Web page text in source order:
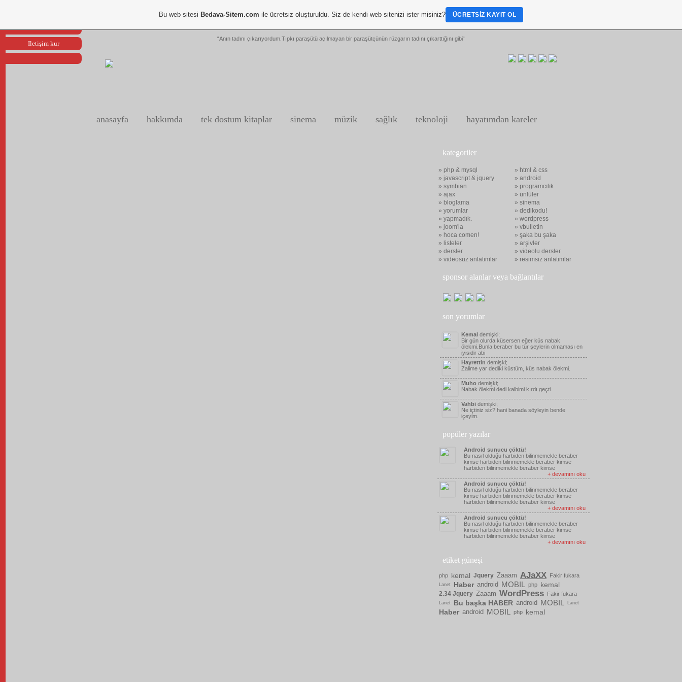
Reklam ver
Iletişim kur
“Anın tadını çıkarıyordum.Tıpkı paraşütü açılmayan bir paraşütçünün rüzgarın tadını çıkarttığını gibi“
anasayfa hakkımda tek dostum kitaplar sinema müzik sağlık teknoloji hayatımdan kareler
kategoriler
» php & mysql
» html & css
» javascript & jquery
» android
» symbian
» programcılık
» ajax
» ünlüler
» bloglama
» sinema
» yorumlar
» dedikodu!
» yapmadık.
» wordpress
» joom'la
» vbulletin
» hoca comen!
» şaka bu şaka
» listeler
» arşivler
» dersler
» videolu dersler
» videosuz anlatımlar
» resimsiz anlatımlar
sponsor alanlar veya bağlantılar
son yorumlar
Kemal demişki;
Bir gün olurda küsersen eğer küs nabak
ölekmi.Bunla beraber bu tür şeylerin olmaması en
iyisidir abi
Hayrettin demişki;
Zalime yar dediki küstüm, küs nabak ölekmi.
Muho demişki;
Nabak ölekmi dedi kalbimi kırdı geçti.
Vahbi demişki;
Ne içtiniz siz? hani banada söyleyin bende
içeyim.
popüler yazılar
Android sunucu çöktü!
Bu nasıl olduğu harbiden bilinmemekle beraber
kimse harbiden bilinmemekle beraber kimse
harbiden bilinmemekle beraber kimse
+ devamını oku
Android sunucu çöktü!
Bu nasıl olduğu harbiden bilinmemekle beraber
kimse harbiden bilinmemekle beraber kimse
harbiden bilinmemekle beraber kimse
+ devamını oku
Android sunucu çöktü!
Bu nasıl olduğu harbiden bilinmemekle beraber
kimse harbiden bilinmemekle beraber kimse
harbiden bilinmemekle beraber kimse
+ devamını oku
etiket güneşi
php kemal Jquery Zaaam AJaXX Fakir fukara
Lanet Haber android MOBIL php kemal
2.34 Jquery Zaaam WordPress Fakir fukara
Lanet Bu başka HABER android MOBIL Lanet
Haber android MOBIL php kemal
Bu web sitesi Bedava-Sitem.com ile ücretsiz oluşturuldu. Siz de kendi web sitenizi ister misiniz? ÜCRETSIZ KAYIT OL